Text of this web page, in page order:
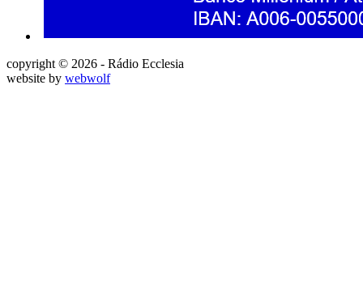
copyright © 2026 - Rádio Ecclesia
website by webwolf